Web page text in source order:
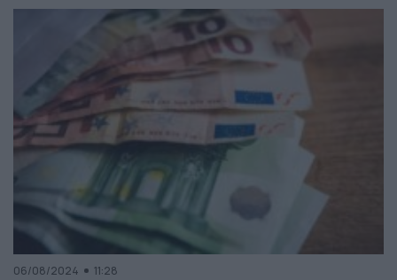
816,95 ευρώ, λίγο πιο αυξημένη από τα 816 ευρώ του
Μαΐου. Η μέση σύνταξη χηρείας ανήλθε στα 495,24 […]
06/08/2024 11:28